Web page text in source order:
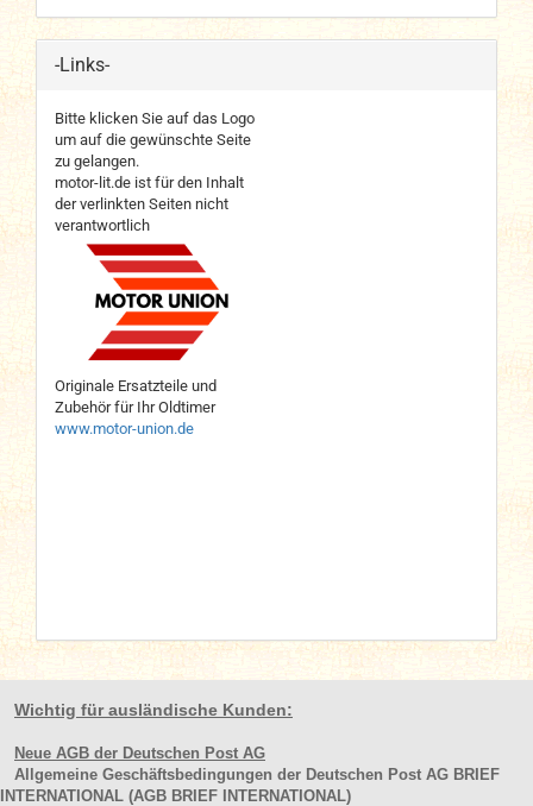
-Links-
Bitte klicken Sie auf das Logo
um auf die gewünschte Seite
zu gelangen.
motor-lit.de ist für den Inhalt
der verlinkten Seiten nicht
verantwortlich
Originale Ersatzteile und
Zubehör für Ihr Oldtimer
www.motor-union.de
Wichtig für ausländische Kunden:
Neue AGB der Deutschen Post AG
Allgemeine Geschäftsbedingungen der Deutschen Post AG BRIEF
INTERNATIONAL (AGB BRIEF INTERNATIONAL)